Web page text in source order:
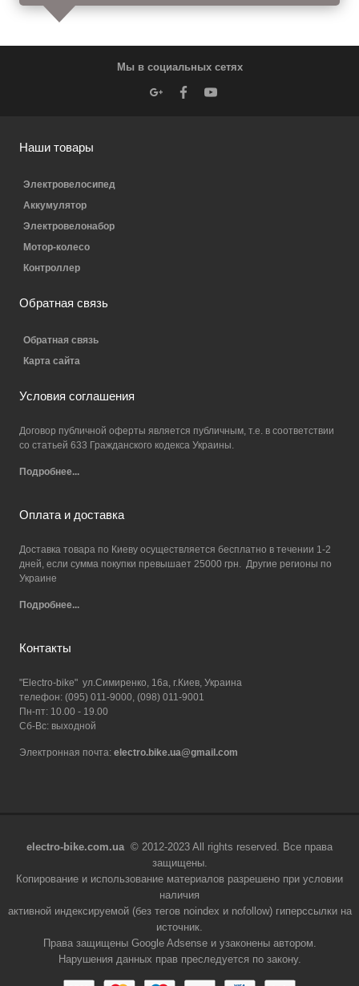
Мы в социальных сетях
Наши товары
Электровелосипед
Аккумулятор
Электровелонабор
Мотор-колесо
Контроллер
Обратная связь
Обратная связь
Карта сайта
Условия соглашения
Договор публичной оферты является публичным, т.е. в соответствии
со статьей 633 Гражданского кодекса Украины.
Подробнее...
Оплата и доставка
Доставка товара по Киеву осуществляется бесплатно в течении 1-2
дней, если сумма покупки превышает 25000 грн. Другие регионы по
Украине
Подробнее...
Контакты
"Electro-bike" ул.Симиренко, 16а, г.Киев, Украина
телефон: (095) 011-9000, (098) 011-9001
Пн-пт: 10.00 - 19.00
Сб-Вс: выходной
Электронная почта: electro.bike.ua@gmail.com
electro-bike.com.ua © 2012-2023 All rights reserved. Все права
защищены.
Копирование и использование материалов разрешено при условии
наличия
активной индексируемой (без тегов noindex и nofollow) гиперссылки на
источник.
Права защищены Google Adsense и узаконены автором.
Нарушения данных прав преследуется по закону.